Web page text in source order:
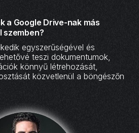
a Google Drive-nak más
szemben?
egyszerűségével és
teszi dokumentumok,
könnyű létrehozását,
közvetlenül a böngészőn